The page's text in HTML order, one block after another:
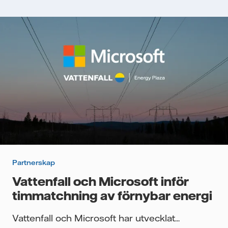
Partnerskap
Vattenfall och Microsoft inför
timmatchning av förnybar energi
Vattenfall och Microsoft har utvecklat...